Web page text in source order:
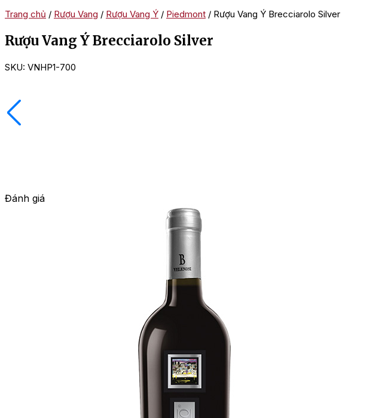
Trang chủ / Rượu Vang / Rượu Vang Ý / Piedmont / Rượu Vang Ý Brecciarolo Silver
Rượu Vang Ý Brecciarolo Silver
SKU: VNHP1-700
Đánh giá